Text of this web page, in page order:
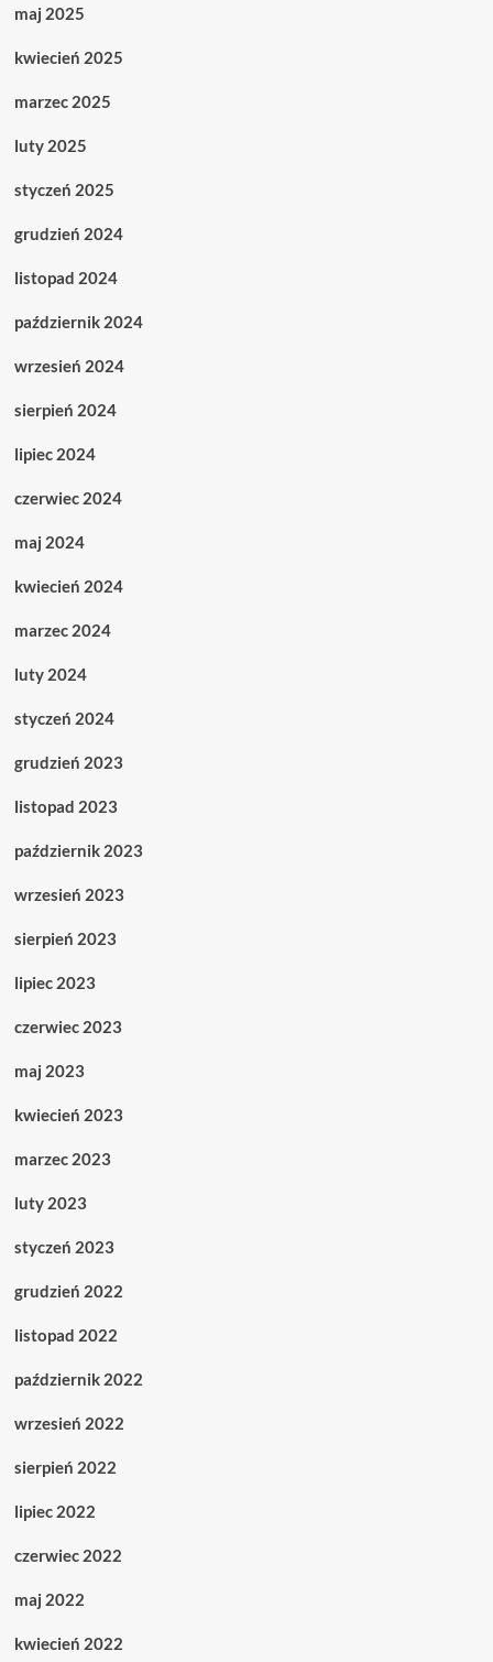
maj 2025
kwiecień 2025
marzec 2025
luty 2025
styczeń 2025
grudzień 2024
listopad 2024
październik 2024
wrzesień 2024
sierpień 2024
lipiec 2024
czerwiec 2024
maj 2024
kwiecień 2024
marzec 2024
luty 2024
styczeń 2024
grudzień 2023
listopad 2023
październik 2023
wrzesień 2023
sierpień 2023
lipiec 2023
czerwiec 2023
maj 2023
kwiecień 2023
marzec 2023
luty 2023
styczeń 2023
grudzień 2022
listopad 2022
październik 2022
wrzesień 2022
sierpień 2022
lipiec 2022
czerwiec 2022
maj 2022
kwiecień 2022